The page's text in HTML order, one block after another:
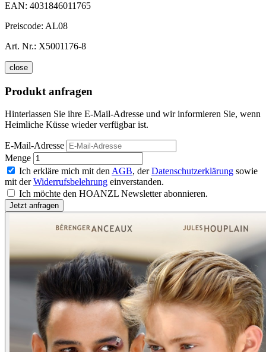
EAN: 4031846011765
Preiscode: AL08
Art. Nr.: X5001176-8
close
Produkt anfragen
Hinterlassen Sie ihre E-Mail-Adresse und wir informieren Sie, wenn
Heimliche Küsse wieder verfügbar ist.
E-Mail-Adresse
Menge
Ich erkläre mich mit den AGB, derDatenschutzerklärung sowie
mit derWiderrufsbelehrung einverstanden.
Ich möchte den HOANZL Newsletter abonnieren.